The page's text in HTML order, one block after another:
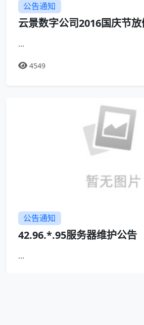
公告通知
云景数字公司2016国庆节
...
4549
公告通知
42.96.*.95服务器维护公告
...